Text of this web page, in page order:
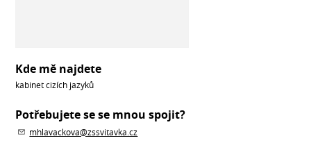
Kde mě najdete
kabinet cizích jazyků
Potřebujete se se mnou spojit?
mhlavackova@zssvitavka.cz